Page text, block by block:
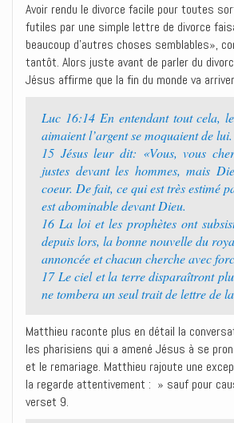
Avoir rendu le divorce facile pour toutes
futiles par une simple lettre de divorce
beaucoup d’autres choses semblables»,
tantôt. Alors juste avant de parler du
Jésus affirme que la fin du monde va
Luc 16:14 En entendant tout cela,
aimaient l’argent se moquaient de lui.
15 Jésus leur dit: «Vous, vous
justes devant les hommes, mais
coeur. De fait, ce qui est très estimé
est abominable devant Dieu.
16 La loi et les prophètes ont
depuis lors, la bonne nouvelle du
annoncée et chacun cherche avec
17 Le ciel et la terre disparaîtront
ne tombera un seul trait de lettre de
Matthieu raconte plus en détail la
les pharisiens qui a amené Jésus à se
et le remariage. Matthieu rajoute une
la regarde attentivement : » sauf pour
verset 9.